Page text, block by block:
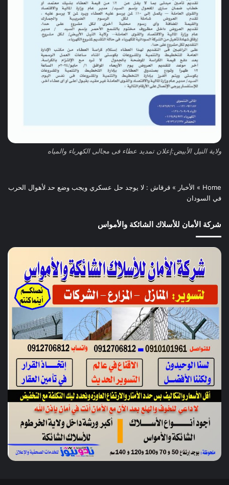
ولاية النيل الأبيض:إعلان تمديد عطاء فى مجالى الكهرباء والمياه
Home
» الأخبار » قرقاش : لا يوجد حل عسكري ويجب وضع حد لأهوال الحرب
في السودان
شركة الأمان للأسلاك الشائكة والأمواس